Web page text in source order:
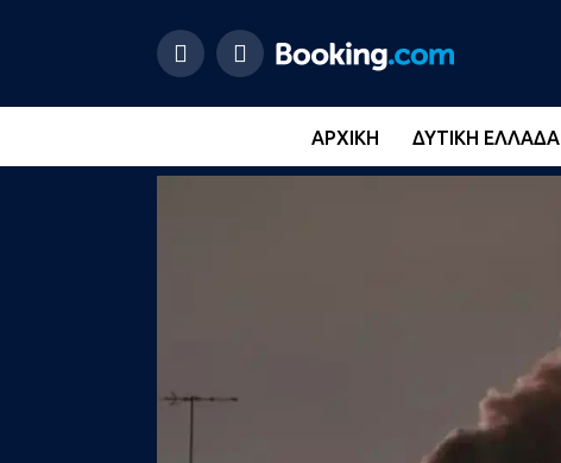
ΑΡΧΙΚΉ ΔΥΤΙΚΉ ΕΛΛΆΔΑ